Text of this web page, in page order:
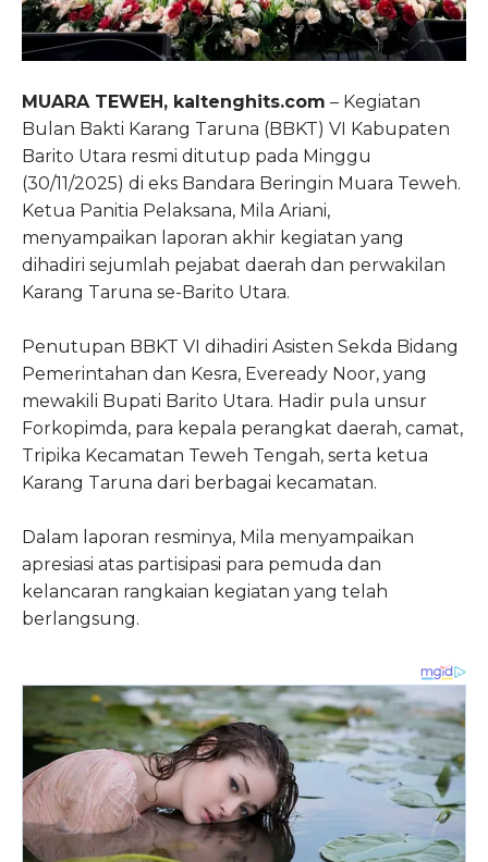
MUARA TEWEH, kaltenghits.com – Kegiatan
Bulan Bakti Karang Taruna (BBKT) VI Kabupaten
Barito Utara resmi ditutup pada Minggu
(30/11/2025) di eks Bandara Beringin Muara Teweh.
Ketua Panitia Pelaksana, Mila Ariani,
menyampaikan laporan akhir kegiatan yang
dihadiri sejumlah pejabat daerah dan perwakilan
Karang Taruna se-Barito Utara.
Penutupan BBKT VI dihadiri Asisten Sekda Bidang
Pemerintahan dan Kesra, Eveready Noor, yang
mewakili Bupati Barito Utara. Hadir pula unsur
Forkopimda, para kepala perangkat daerah, camat,
Tripika Kecamatan Teweh Tengah, serta ketua
Karang Taruna dari berbagai kecamatan.
Dalam laporan resminya, Mila menyampaikan
apresiasi atas partisipasi para pemuda dan
kelancaran rangkaian kegiatan yang telah
berlangsung.